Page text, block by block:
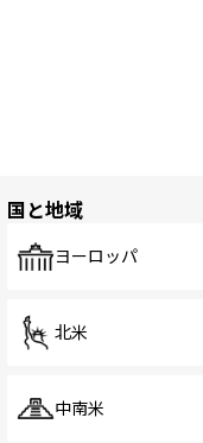
国と地域
ヨーロッパ
北米
中南米